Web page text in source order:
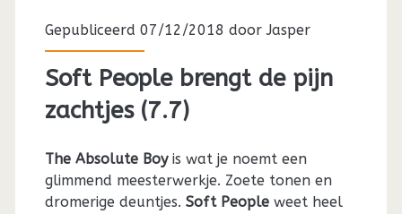
Gepubliceerd 07/12/2018 doorJasper
Soft People brengt de pijn
zachtjes (7.7)
The Absolute Boyis wat je noemt een
glimmend meesterwerkje. Zoete tonen en
dromerige deuntjes. Soft Peopleweet heel